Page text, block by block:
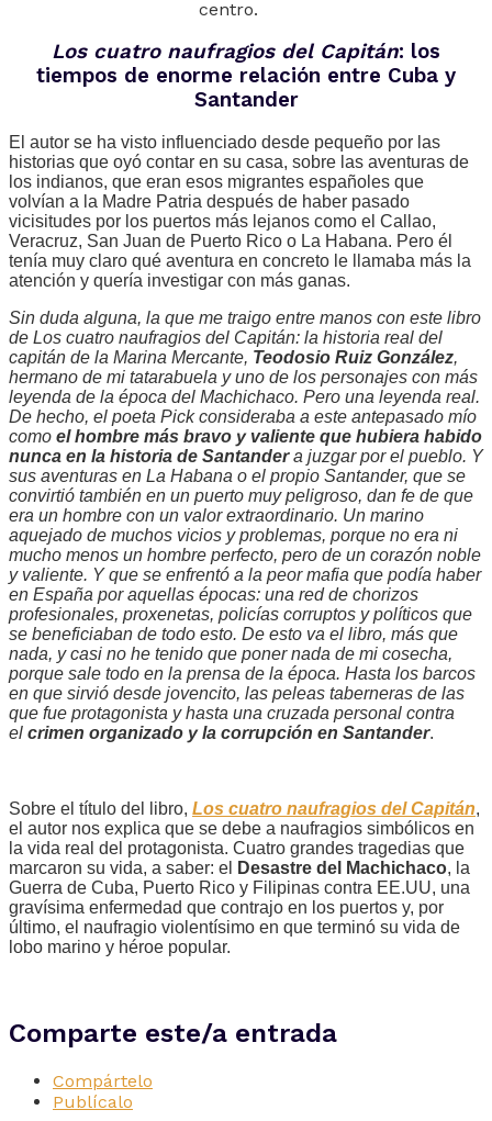
centro.
Los cuatro naufragios del Capitán: los
tiempos de enorme relación entre Cuba y
Santander
El autor se ha visto influenciado desde pequeño por las
historias que oyó contar en su casa, sobre las aventuras de
los indianos, que eran esos migrantes españoles que
volvían a la Madre Patria después de haber pasado
vicisitudes por los puertos más lejanos como el Callao,
Veracruz, San Juan de Puerto Rico o La Habana. Pero él
tenía muy claro qué aventura en concreto le llamaba más la
atención y quería investigar con más ganas.
Sin duda alguna, la que me traigo entre manos con este libro
de Los cuatro naufragios del Capitán: la historia real del
capitán de la Marina Mercante, Teodosio Ruiz González,
hermano de mi tatarabuela y uno de los personajes con más
leyenda de la época del Machichaco. Pero una leyenda real.
De hecho, el poeta Pick consideraba a este antepasado mío
como el hombre más bravo y valiente que hubiera habido
nunca en la historia de Santandera juzgar por el pueblo. Y
sus aventuras en La Habana o el propio Santander, que se
convirtió también en un puerto muy peligroso, dan fe de que
era un hombre con un valor extraordinario. Un marino
aquejado de muchos vicios y problemas, porque no era ni
mucho menos un hombre perfecto, pero de un corazón noble
y valiente. Y que se enfrentó a la peor mafia que podía haber
en España por aquellas épocas: una red de chorizos
profesionales, proxenetas, policías corruptos y políticos que
se beneficiaban de todo esto. De esto va el libro, más que
nada, y casi no he tenido que poner nada de mi cosecha,
porque sale todo en la prensa de la época. Hasta los barcos
en que sirvió desde jovencito, las peleas taberneras de las
que fue protagonista y hasta una cruzada personal contra
el crimen organizado y la corrupción en Santander.
Sobre el título del libro, Los cuatro naufragios del Capitán,
el autor nos explica que se debe a naufragios simbólicos en
la vida real del protagonista. Cuatro grandes tragedias que
marcaron su vida, a saber: el
Desastre del Machichaco, la
Guerra de Cuba, Puerto Rico y Filipinas contra EE.UU, una
gravísima enfermedad que contrajo en los puertos y, por
último, el naufragio violentísimo en que terminó su vida de
lobo marino y héroe popular.
Comparte este/a entrada
Compártelo
Publícalo